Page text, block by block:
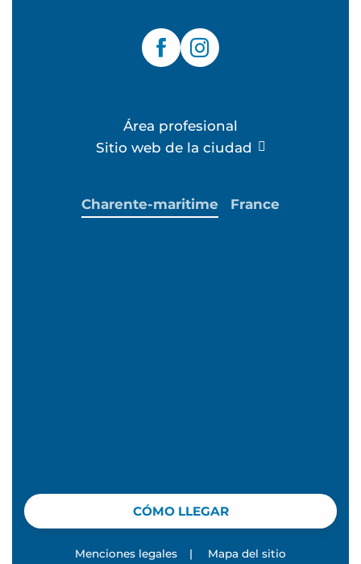
Área profesional
Sitio web de la ciudad
CÓMO LLEGAR
Charente-maritime France
Menciones legales | Mapa del sitio